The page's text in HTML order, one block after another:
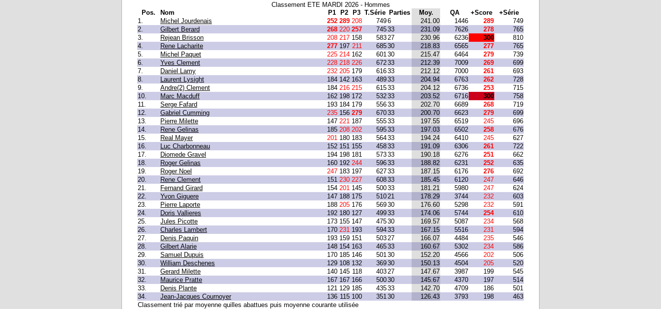
Classement ETE MARDI 2026 - Hommes
Pos.
Nom P1 P2 P3 T.Série Parties Moy. QA +Score
+Série
1.
Michel Jourdenais 252 289 208 7496 241.00 1446 289
749
2.
Gilbert Berard 268 220 257 74533 231.09 7626 278
765
3.
Rejean Brisson 208 217 158 583 27 230.96 6236 300
810
4.
Rene Lacharite 277 197 211 68530 218.83 6565 277
765
5.
Michel Paquet 225 214 162 601 30 215.47 6464 279
739
6.
Yves Clement 228 218 226 67233 212.39 7009 269
699
7.
Daniel Lamy 232 205 179 61633 212.12 7000 261
693
8.
Laurent Lysight 184 142 163 48933 204.94 6763 262
728
9.
Andre(2) Clement 184 216 215 61533 204.12 6736 253
715
10.
Marc Macduff 162 198 172 53233 203.52 6716 300
758
11.
Serge Fafard 193 184 179 55633 202.70 6689 268
719
12.
Gabriel Cumming 235 156 279 67033 200.70 6623 279
699
13.
Pierre Milette 147 221 187 55533 197.55 6519 245
696
14.
Rene Gelinas 185 208 202 59533 197.03 6502 258
676
15.
Real Mayer 201 180 183 56433 194.24 6410 245
627
16.
Luc Charbonneau 152 151 155 45833 191.09 6306 261
722
17.
Diomede Gravel 194 198 181 57333 190.18 6276 251
662
18.
Roger Gelinas 160 192 244 59633 188.82 6231 252
635
19.
Roger Noel 247 183 197 62733 187.15 6176 276
692
20.
Rene Clement 151 230 227 60833 185.45 6120 247
646
21.
Fernand Girard 154 201 145 50033 181.21 5980 247
624
22.
Yvon Giguere 147 188 175 510 21 178.29 3744 232
603
23.
Pierre Laporte 188 205 176 56930 176.60 5298 232
591
24.
Doris Vallieres 192 180 127 49933 174.06 5744 254
610
25.
Jules Picotte 173 155 147 47530 169.57 5087 234
568
26.
Charles Lambert 170 231 193 59433 167.15 5516 231
594
27.
Denis Paquin 193 159 151 503 27 166.07 4484 235
546
28.
Gilbert Alarie 148 154 163 46533 160.67 5302 234
586
29.
Samuel Dupuis 170 185 146 501 30 152.20 4566 202
506
30.
William Deschenes 129 108 132 36930 150.13 4504 205
520
31.
Gerard Milette 140 145 118 403 27 147.67 3987 199
545
32.
Maurice Pratte 167 167 166 50030 145.67 4370 197
514
33.
Denis Plante 121 129 185 43533 142.70 4709 186
501
34.
Jean-Jacques Cournoyer 136 115 100 351 30 126.43 3793 198
463
Classement trié par moyenne quilles abattues puis moyenne courante utilisée